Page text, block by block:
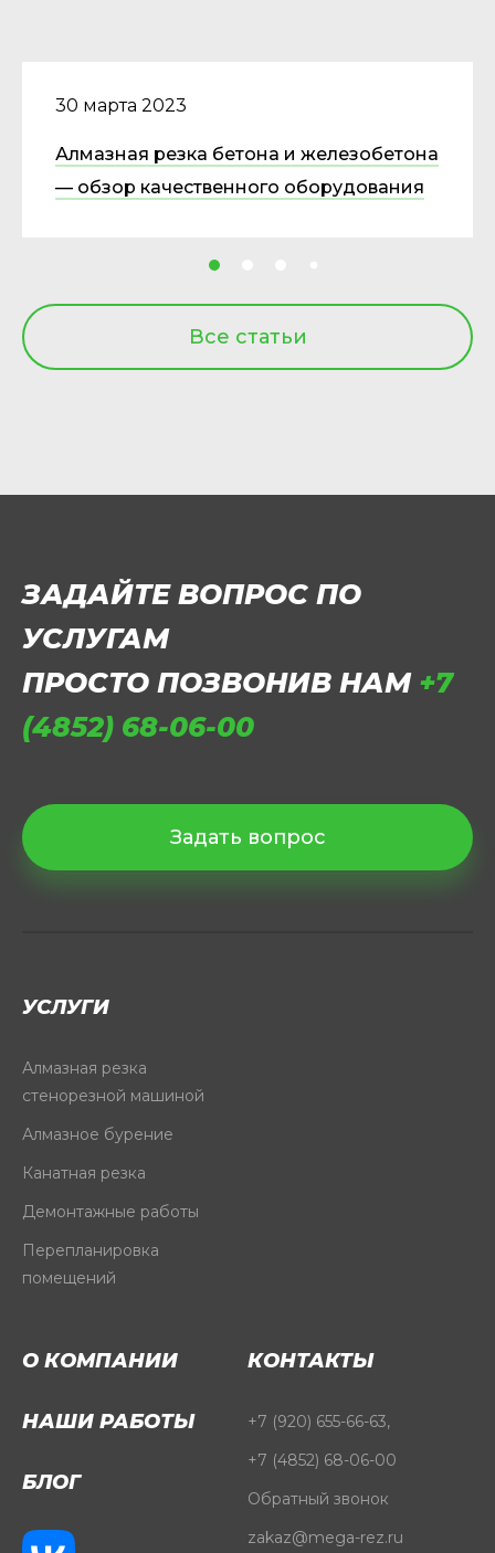
30 марта 2023
Алмазная резка бетона и железобетона
— обзор качественного оборудования
Все статьи
ЗАДАЙТЕ ВОПРОС ПО
УСЛУГАМ
ПРОСТО ПОЗВОНИВ НАМ +7
(4852) 68-06-00
Задать вопрос
УСЛУГИ
Алмазная резка
стенорезной машиной
Алмазное бурение
Канатная резка
Демонтажные работы
Перепланировка
помещений
О КОМПАНИИ
НАШИ РАБОТЫ
БЛОГ
КОНТАКТЫ
+7 (920) 655-66-63,
+7 (4852) 68-06-00
Обратный звонок
zakaz@mega-rez.ru